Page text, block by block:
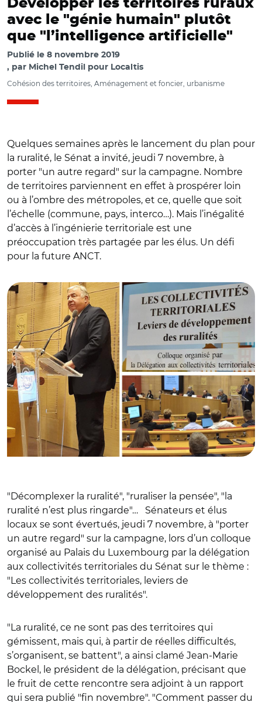
Développer les territoires ruraux
avec le "génie humain" plutôt
que "l’intelligence artificielle"
Publié le 8 novembre 2019
par Michel Tendil pour Localtis
Cohésion des territoires, Aménagement et foncier, urbanisme
Quelques semaines après le lancement du plan pour
la ruralité, le Sénat a invité, jeudi 7 novembre, à
porter "un autre regard" sur la campagne. Nombre
de territoires parviennent en effet à prospérer loin
ou à l’ombre des métropoles, et ce, quelle que soit
l’échelle (commune, pays, interco…). Mais l’inégalité
d’accès à l’ingénierie territoriale est une
préoccupation très partagée par les élus. Un défi
pour la future ANCT.
"Décomplexer la ruralité", "ruraliser la pensée", "la
ruralité n’est plus ringarde"… Sénateurs et élus
locaux se sont évertués, jeudi 7 novembre, à "porter
un autre regard" sur la campagne, lors d’un colloque
organisé au Palais du Luxembourg par la délégation
aux collectivités territoriales du Sénat sur le thème :
"Les collectivités territoriales, leviers de
développement des ruralités".
"La ruralité, ce ne sont pas des territoires qui
gémissent, mais qui, à partir de réelles difficultés,
s’organisent, se battent", a ainsi clamé Jean-Marie
Bockel, le président de la délégation, précisant que
le fruit de cette rencontre sera adjoint à un rapport
qui sera publié "fin novembre". "Comment passer du